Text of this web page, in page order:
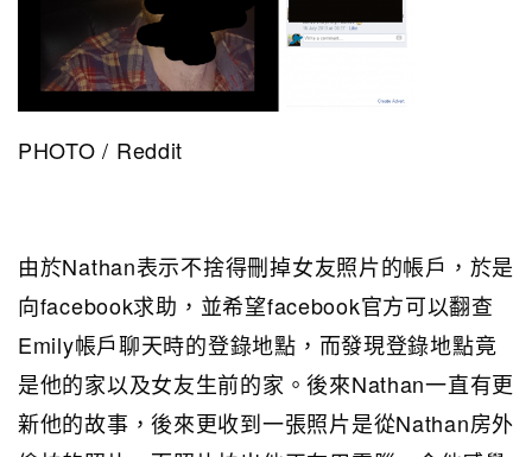
PHOTO / Reddit
由於Nathan表示不捨得刪掉女友照片的帳戶，於是
向facebook求助，並希望facebook官方可以翻查
Emily帳戶聊天時的登錄地點，而發現登錄地點竟
是他的家以及女友生前的家。後來Nathan一直有更
新他的故事，後來更收到一張照片是從Nathan房外